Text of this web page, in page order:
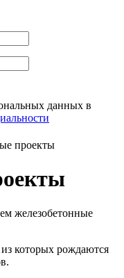
данных в
проекты
железобетонные
которых рождаются